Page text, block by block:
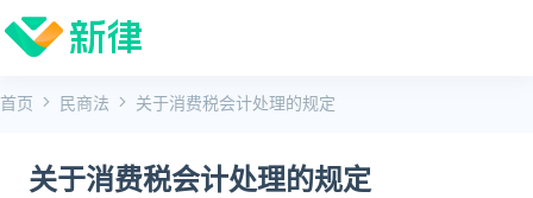
首页 民商法 关于消费税会计处理的规定
关于消费税会计处理的规定